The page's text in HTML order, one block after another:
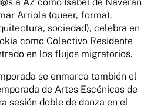
Arriola (queer, forma).
sociedad), celebra en
como Colectivo Residente
en los flujos migratorios.
se enmarca también el
de Artes Escénicas de
sesión doble de danza en el